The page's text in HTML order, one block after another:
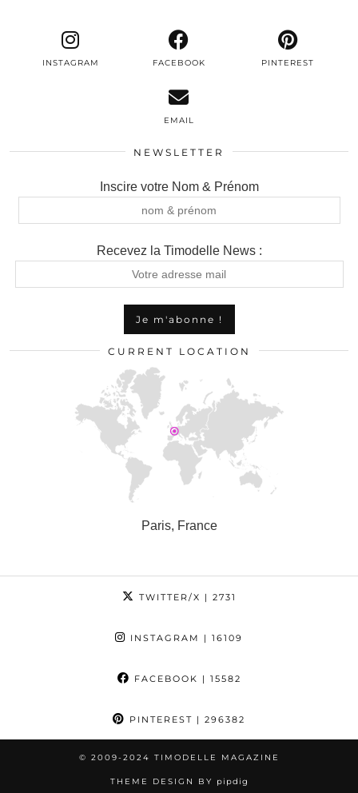
INSTAGRAM FACEBOOK PINTEREST
EMAIL
NEWSLETTER
Inscire votre Nom & Prénom
Recevez la Timodelle News :
CURRENT LOCATION
Paris, France
TWITTER/X | 2731
INSTAGRAM | 16109
FACEBOOK | 15582
PINTEREST | 296382
© 2009-2024 TIMODELLE MAGAZINE
THEME DESIGN BY pipdig